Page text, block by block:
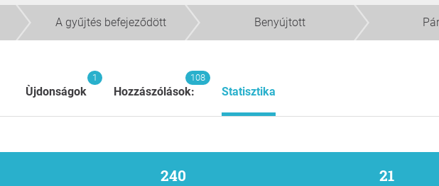
A gyűjtés befejeződött Benyújtott
Ùjdonságok
1
Hozzászólások:
108
Statisztika
240 21